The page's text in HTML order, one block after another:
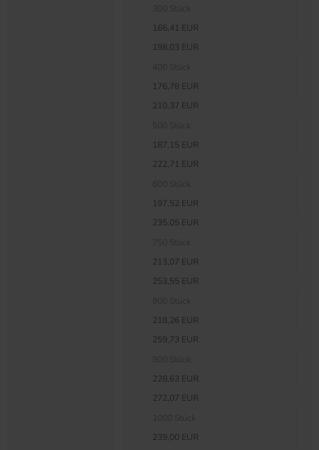
166,41 EUR
198,03 EUR
176,78 EUR
210,37 EUR
187,15 EUR
222,71 EUR
197,52 EUR
235,05 EUR
213,07 EUR
253,55 EUR
218,26 EUR
259,73 EUR
228,63 EUR
272,07 EUR
239,00 EUR